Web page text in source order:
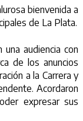
bienvenida a
de La Plata.
audiencia con
de los anuncios
a la Carrera y
Acordaron
expresar sus